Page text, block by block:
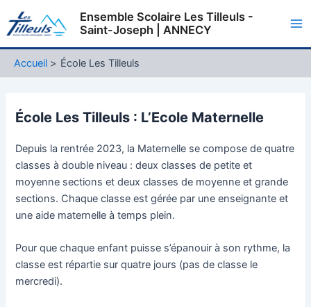
au
Ensemble Scolaire Les Tilleuls -
Saint-Joseph | ANNECY
Accueil École Les Tilleuls
École Les Tilleuls : L’Ecole Maternelle
Depuis la rentrée 2023, la Maternelle se compose de quatre
classes à double niveau : deux classes de petite et
moyenne sections et deux classes de moyenne et grande
sections. Chaque classe est gérée par une enseignante et
une aide maternelle à temps plein.
Pour que chaque enfant puisse s’épanouir à son rythme, la
classe est répartie sur quatre jours (pas de classe le
mercredi).